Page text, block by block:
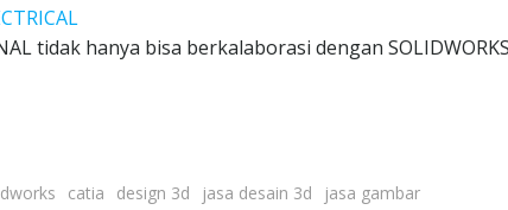
tidak hanya bisa berkalaborasi dengan
catia design 3d jasa desain 3d
jasa gambar